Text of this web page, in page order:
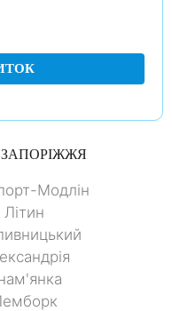
ЗАПОРІЖЖЯ
Модлін